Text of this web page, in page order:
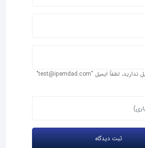
در صورتی که ایمیل ندارید، لطفاً ایمیل "test@ipemdad.com"